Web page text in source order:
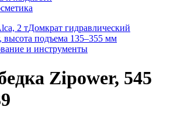
2 тДомкрат гидравлический
высота подъема 135–355 мм
и инструменты
Zipower, 545